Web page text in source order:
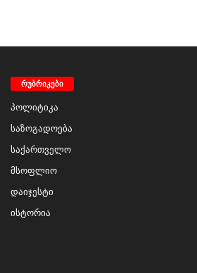
რუბრიკები
პოლიტიკა
საზოგადოება
საქართველო
მსოფლიო
დაიჯესტი
ისტორია